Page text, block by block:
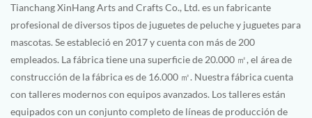
Tianchang XinHang Arts and Crafts Co., Ltd. es un fabricante
profesional de diversos tipos de juguetes de peluche y juguetes para
mascotas. Se estableció en 2017 y cuenta con más de 200
empleados. La fábrica tiene una superficie de 20.000 ㎡, el área de
construcción de la fábrica es de 16.000 ㎡. Nuestra fábrica cuenta
con talleres modernos con equipos avanzados. Los talleres están
equipados con un conjunto completo de líneas de producción de